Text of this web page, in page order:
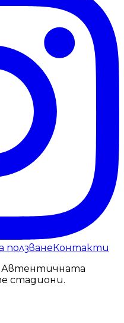
ползванеКонтакти
Автентичната
стадиони.